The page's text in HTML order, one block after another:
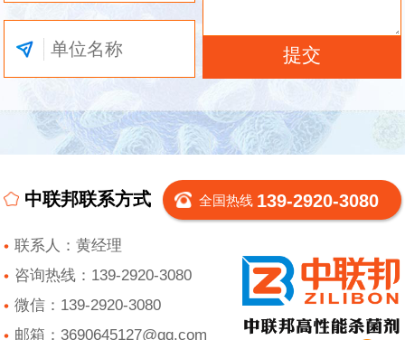
中联邦联系方式 全国热线 139-2920-3080
联系人：黄经理
咨询热线：139-2920-3080
微信：139-2920-3080
邮箱：3690645127@qq.com